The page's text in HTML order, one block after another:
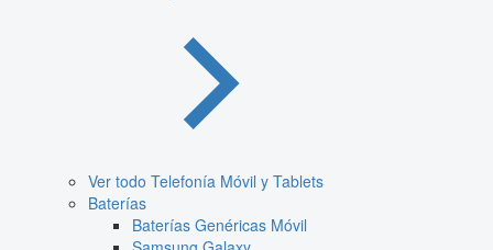
Ver todo Telefonía Móvil y Tablets
Baterías
Baterías Genéricas Móvil